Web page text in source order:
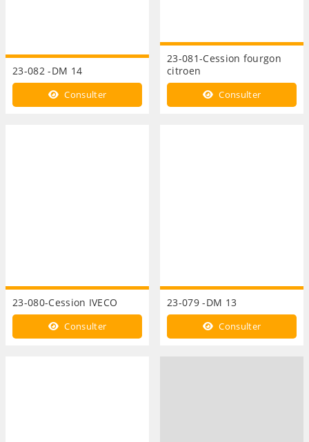
23-082 -DM 14
Consulter
23-081-Cession fourgon
citroen
Consulter
23-080-Cession IVECO
Consulter
23-079 -DM 13
Consulter